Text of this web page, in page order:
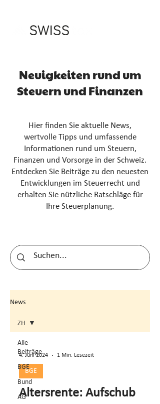
Neuigkeiten rund um
Steuern und Finanzen
Hier finden Sie aktuelle News,
wertvolle Tipps und umfassende
Informationen rund um Steuern,
Finanzen und Vorsorge in der Schweiz.
Entdecken Sie Beiträge zu den neuesten
Entwicklungen im Steuerrecht und
erhalten Sie nützliche Ratschläge für
Ihre Steuerplanung.
News
Alle
Beiträge
BGE
Bund
AG
ZH
4. Juni 2024 1 Min. Lesezeit
BGE
Altersrente: Aufschub